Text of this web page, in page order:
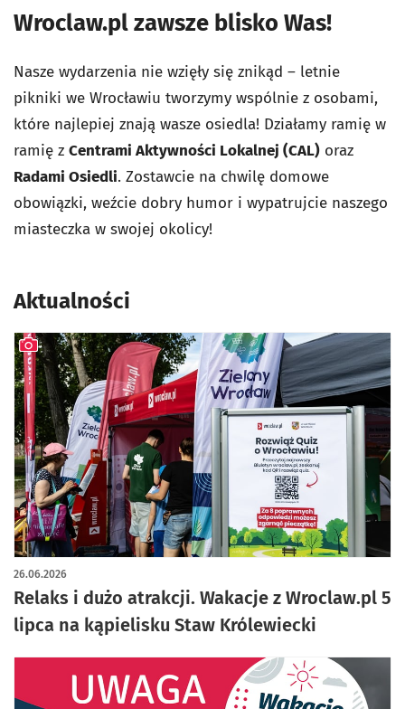
Wroclaw.pl zawsze blisko Was!
Nasze wydarzenia nie wzięły się znikąd – letnie
pikniki we Wrocławiu tworzymy wspólnie z osobami,
które najlepiej znają wasze osiedla! Działamy ramię w
ramię z Centrami Aktywności Lokalnej (CAL) oraz
Radami Osiedli. Zostawcie na chwilę domowe
obowiązki, weźcie dobry humor i wypatrujcie naszego
miasteczka w swojej okolicy!
Aktualności
Relaks i dużo atrakcji. Wakacje z Wroclaw.pl 5
lipca na kąpielisku Staw Królewiecki
26.06.2026
artykuł z galerią zdjęć